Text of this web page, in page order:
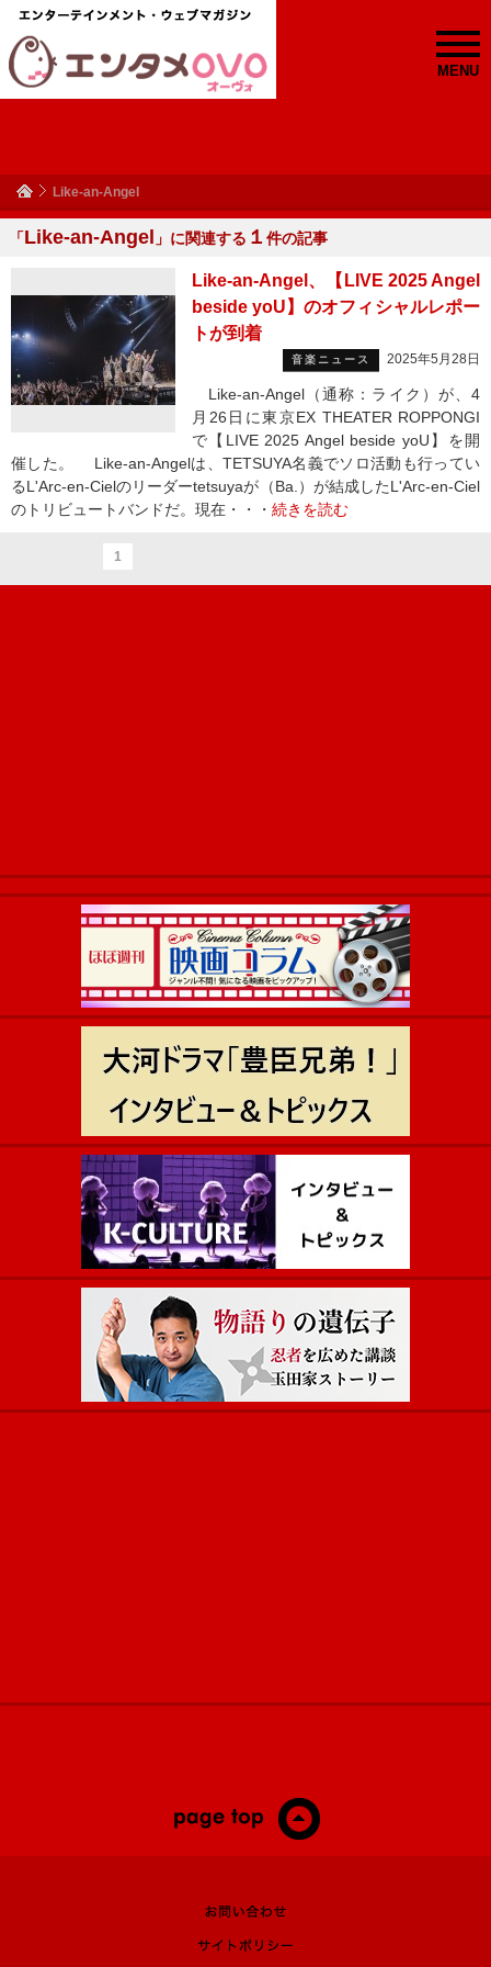
MENU
Like-an-Angel
「Like-an-Angel 」に関連する １ 件の記事
Like-an-Angel、【LIVE 2025 Angel
beside yoU】のオフィシャルレポー
トが到着
音楽ニュース 2025年5月28日
Like-an-Angel（通称：ライク）が、4
月26日に東京EX THEATER ROPPONGI
で【LIVE 2025 Angel beside yoU】を開
催した。 Like-an-Angelは、TETSUYA名義でソロ活動も行ってい
るL'Arc-en-Cielのリーダーtetsuyaが（Ba.）が結成したL'Arc-en-Ciel
のトリビュートバンドだ。現在・・・ 続きを読む
1